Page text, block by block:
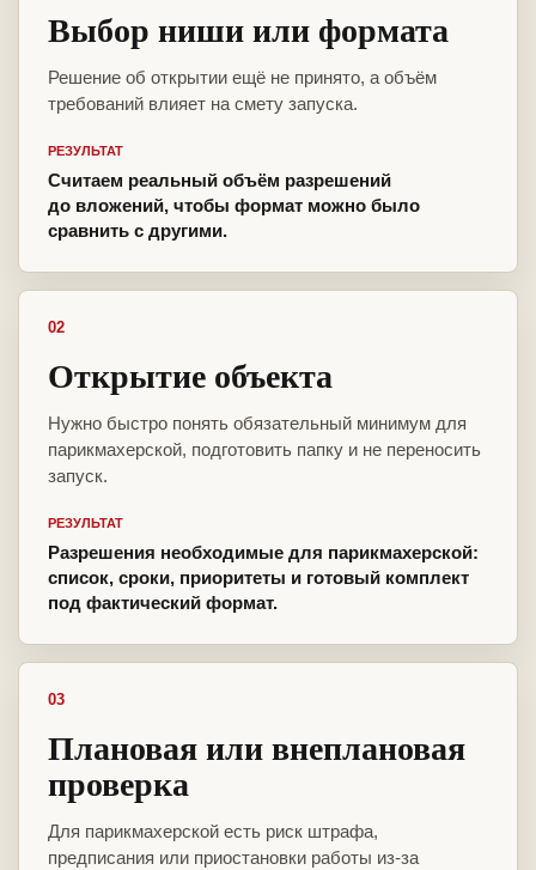
Выбор ниши или формата
Решение об открытии ещё не принято, а объём
требований влияет на смету запуска.
РЕЗУЛЬТАТ
Считаем реальный объём разрешений
до вложений, чтобы формат можно было
сравнить с другими.
02
Открытие объекта
Нужно быстро понять обязательный минимум для
парикмахерской, подготовить папку и не переносить
запуск.
РЕЗУЛЬТАТ
Разрешения необходимые для парикмахерской:
список, сроки, приоритеты и готовый комплект
под фактический формат.
03
Плановая или внеплановая
проверка
Для парикмахерской есть риск штрафа,
предписания или приостановки работы из-за